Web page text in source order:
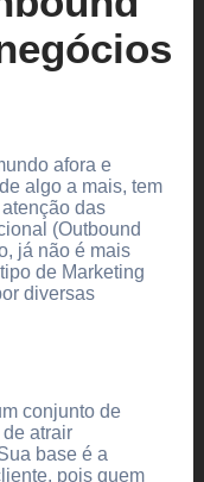
afora e
algo a mais, tem
das
(Outbound
já não é mais
de Marketing
diversas
conjunto de
atrair
base é a
pois quem